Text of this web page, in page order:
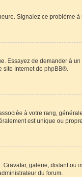
Signalez ce problème
Essayez de demander à
site Internet de phpBB®.
à votre rang,
est unique ou
galerie, distant ou
du forum.